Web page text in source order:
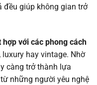
đều giúp không gian trở
hợp với các phong cách
hay vintage. Nhờ
càng trở thành lựa
những người yêu nghệ